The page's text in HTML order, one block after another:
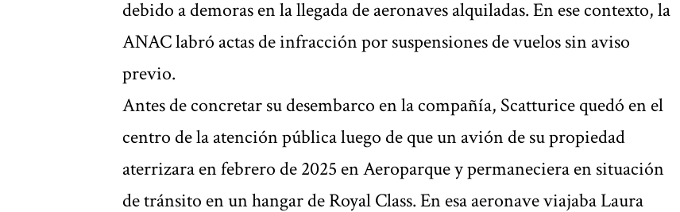
debido a demoras en la llegada de aeronaves alquiladas. En ese contexto, la
ANAC labró actas de infracción por suspensiones de vuelos sin aviso
previo.
Antes de concretar su desembarco en la compañía, Scatturice quedó en el
centro de la atención pública luego de que un avión de su propiedad
aterrizara en febrero de 2025 en Aeroparque y permaneciera en situación
de tránsito en un hangar de Royal Class. En esa aeronave viajaba Laura